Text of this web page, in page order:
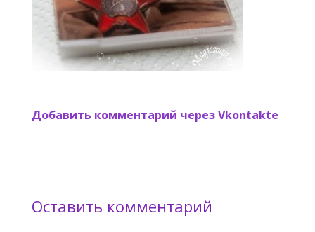
Добавить комментарий через Vkontakte
Оставить комментарий